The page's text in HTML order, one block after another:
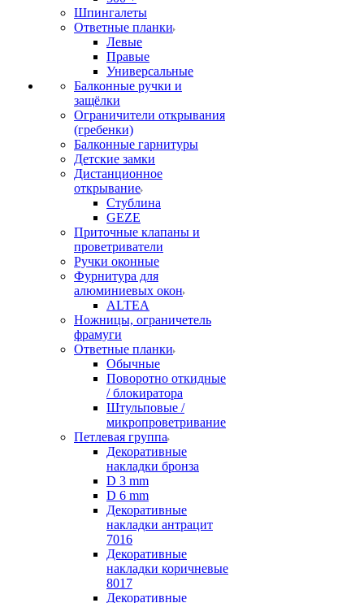
Шпингалеты
Ответные планки
Левые
Правые
Универсальные
Балконные ручки и
защёлки
Ограничители открывания
(гребенки)
Балконные гарнитуры
Детские замки
Дистанционное
открывание
Стублина
GEZE
Приточные клапаны и
проветриватели
Ручки оконные
Фурнитура для
алюминиевых окон
ALTEA
Ножницы, ограничетель
фрамуги
Ответные планки
Обычные
Поворотно откидные
/ блокиратора
Штульповые /
микропроветривание
Петлевая группа
Декоративные
накладки бронза
D 3 mm
D 6 mm
Декоративные
накладки антрацит
7016
Декоративные
накладки коричневые
8017
Декоративные